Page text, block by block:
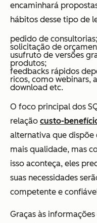
encaminhará
hábitos desse tipo de
pedido de consultorias;
solicitação de
usufruto de versões
produtos;
feedbacks rápidos
ricos, como webinars,
download etc.
O foco principal dos
relação custo-
alternativa que dispõe
mais qualidade, mas
isso aconteça, eles
suas necessidades
competente e
Graças às